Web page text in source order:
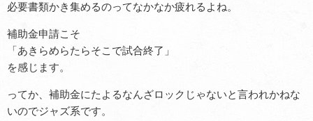
必要書類かき集めるのってなかなか疲れるよね。
補助金申請こそ
「あきらめらたらそこで試合終了」
を感じます。
ってか、補助金にたよるなんざロックじゃないと言われかねな
いのでジャズ系です。